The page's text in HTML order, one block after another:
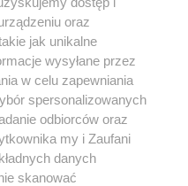
oraz
jak unikalne
wysyłane przez
w celu zapewniania
spersonalizowanych
odbiorców oraz
my i Zaufani
danych
skanować